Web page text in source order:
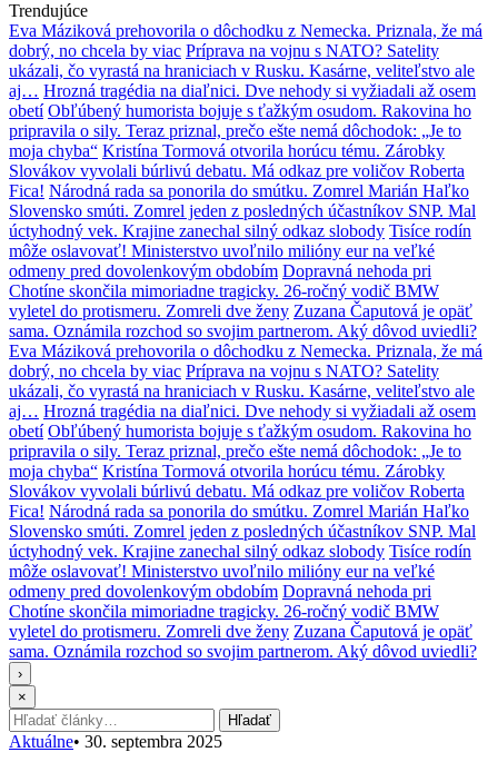
Trendujúce
Eva Máziková prehovorila o dôchodku z Nemecka. Priznala, že má
dobrý, no chcela by viac Príprava na vojnu s NATO? Satelity
ukázali, čo vyrastá na hraniciach v Rusku. Kasárne, veliteľstvo ale
aj… Hrozná tragédia na diaľnici. Dve nehody si vyžiadali až osem
obetí Obľúbený humorista bojuje s ťažkým osudom. Rakovina ho
pripravila o sily. Teraz priznal, prečo ešte nemá dôchodok: „Je to
moja chyba“ Kristína Tormová otvorila horúcu tému. Zárobky
Slovákov vyvolali búrlivú debatu. Má odkaz pre voličov Roberta
Fica! Národná rada sa ponorila do smútku. Zomrel Marián Haľko
Slovensko smúti. Zomrel jeden z posledných účastníkov SNP. Mal
úctyhodný vek. Krajine zanechal silný odkaz slobody Tisíce rodín
môže oslavovať! Ministerstvo uvoľnilo milióny eur na veľké
odmeny pred dovolenkovým obdobím Dopravná nehoda pri
Chotíne skončila mimoriadne tragicky. 26-ročný vodič BMW
vyletel do protismeru. Zomreli dve ženy Zuzana Čaputová je opäť
sama. Oznámila rozchod so svojim partnerom. Aký dôvod uviedli?
Eva Máziková prehovorila o dôchodku z Nemecka. Priznala, že má
dobrý, no chcela by viac Príprava na vojnu s NATO? Satelity
ukázali, čo vyrastá na hraniciach v Rusku. Kasárne, veliteľstvo ale
aj… Hrozná tragédia na diaľnici. Dve nehody si vyžiadali až osem
obetí Obľúbený humorista bojuje s ťažkým osudom. Rakovina ho
pripravila o sily. Teraz priznal, prečo ešte nemá dôchodok: „Je to
moja chyba“ Kristína Tormová otvorila horúcu tému. Zárobky
Slovákov vyvolali búrlivú debatu. Má odkaz pre voličov Roberta
Fica! Národná rada sa ponorila do smútku. Zomrel Marián Haľko
Slovensko smúti. Zomrel jeden z posledných účastníkov SNP. Mal
úctyhodný vek. Krajine zanechal silný odkaz slobody Tisíce rodín
môže oslavovať! Ministerstvo uvoľnilo milióny eur na veľké
odmeny pred dovolenkovým obdobím Dopravná nehoda pri
Chotíne skončila mimoriadne tragicky. 26-ročný vodič BMW
vyletel do protismeru. Zomreli dve ženy Zuzana Čaputová je opäť
sama. Oznámila rozchod so svojim partnerom. Aký dôvod uviedli?
›
×
Hľadať: Hľadať
Aktuálne• 30. septembra 2025